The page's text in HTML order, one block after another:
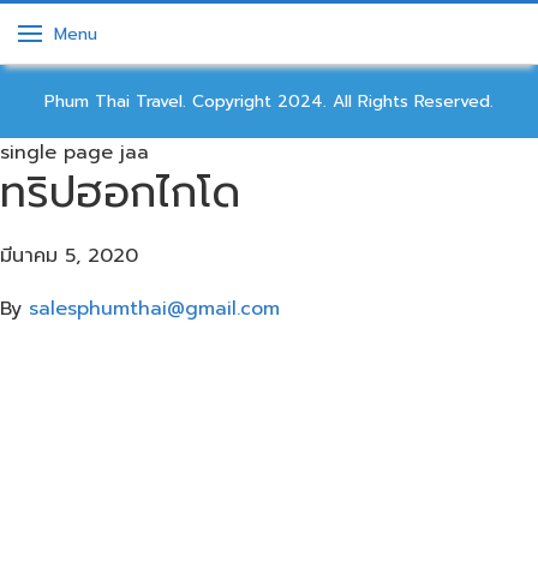
Menu
Phum Thai Travel. Copyright 2024. All Rights Reserved.
single page jaa
ทริปฮอกไกโด
มีนาคม 5, 2020
By salesphumthai@gmail.com